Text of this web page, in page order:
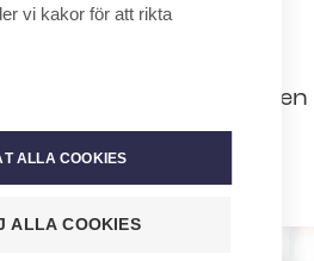
är det
inom skolhälsovården
25.4.2023.
vi kakor för att rikta
ALLA COOKIES
ALLA COOKIES